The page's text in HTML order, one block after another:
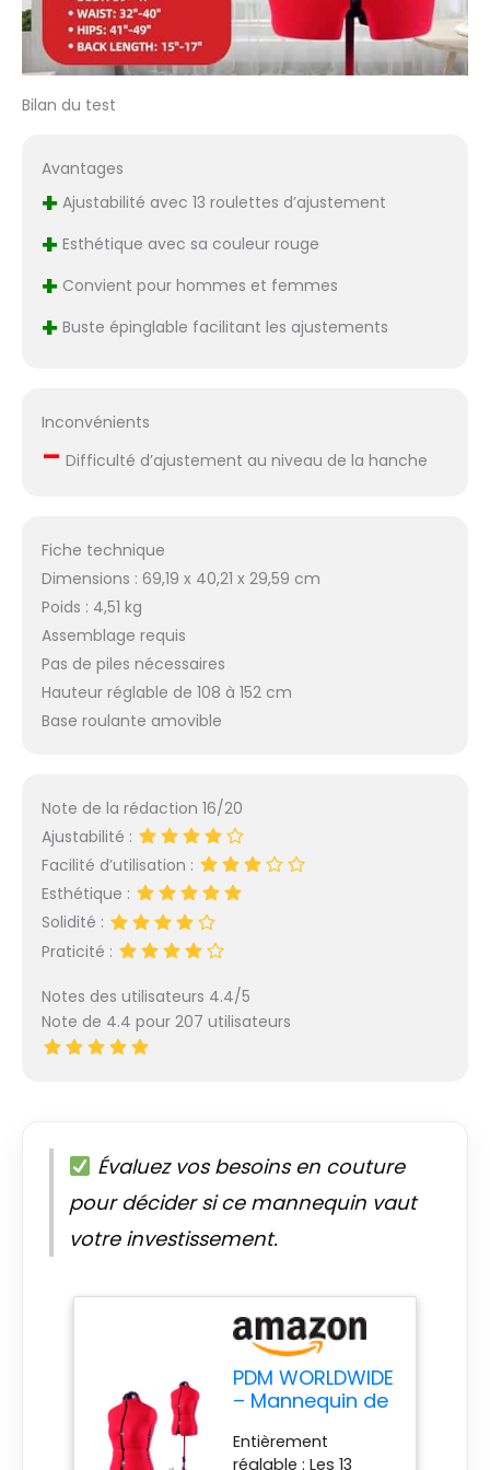
est recouvert de 100
% coton, ce qui est
idéal pour l’épinglage
et le marquage.
mannequin et
couture et la
Assemblage facile :
démontage peuvent
Chaque colis est livré
avec des instructions
Bilan du test
Avantages
+ Ajustabilité avec 13 roulettes d’ajustement
+ Esthétique avec sa couleur rouge
+ Convient pour hommes et femmes
+ Buste épinglable facilitant les ajustements
Inconvénients
– Difficulté d’ajustement au niveau de la hanche
Fiche technique
Dimensions : 69,19 x 40,21 x 29,59 cm
Poids : 4,51 kg
Assemblage requis
Pas de piles nécessaires
Hauteur réglable de 108 à 152 cm
Base roulante amovible
Note de la rédaction 16/20
Ajustabilité :
Facilité d’utilisation :
Esthétique :
Solidité :
Praticité :
Notes des utilisateurs 4.4/5
Note de 4.4 pour 207 utilisateurs
Évaluez vos besoins en couture
pour décider si ce mannequin vaut
votre investissement.
PDM WORLDWIDE
– Mannequin de
réglable, Tailles
Entièrement
réglable : Les 13